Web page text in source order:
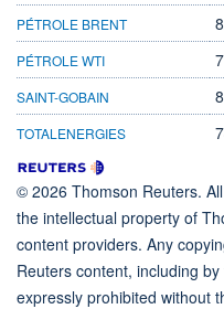
PÉTROLE BRENT
PÉTROLE WTI
SAINT-GOBAIN
TOTALENERGIES
© 2026 Thomson Reuters.
the intellectual property of
content providers. Any
Reuters content, including
expressly prohibited without